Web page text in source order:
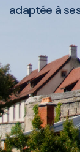
adaptée à